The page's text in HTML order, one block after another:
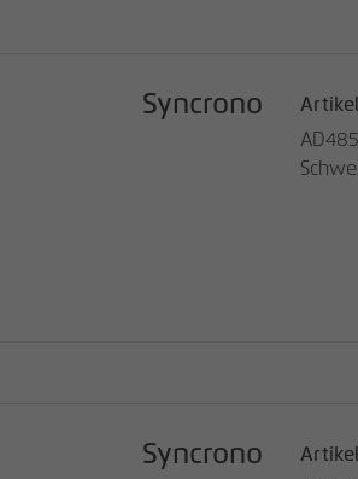
Syncrono
Syncrono